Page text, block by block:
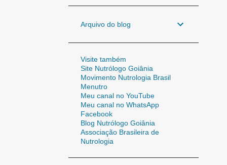
Arquivo do blog
Visite também
Site Nutrólogo Goiânia
Movimento Nutrologia Brasil
Menutro
Meu canal no YouTube
Meu canal no WhatsApp
Facebook
Blog Nutrólogo Goiânia
Associação Brasileira de
Nutrologia